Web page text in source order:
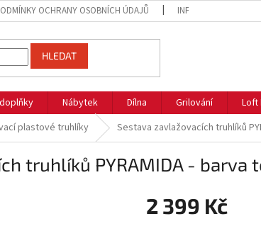
OCHRANY OSOBNÍCH ÚDAJŮ INFORMACE O
HLEDAT
Nábytek Dílna Grilování Loft
plastové truhlíky Sestava zavlažovacích truhlíků
truhlíků PYRAMIDA - barva
2 399 Kč